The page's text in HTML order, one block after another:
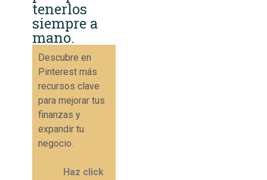
tenerlos
siempre a
mano.
Descubre en
Pinterest más
recursos clave
para mejorar tus
finanzas y
expandir tu
negocio.
Haz click